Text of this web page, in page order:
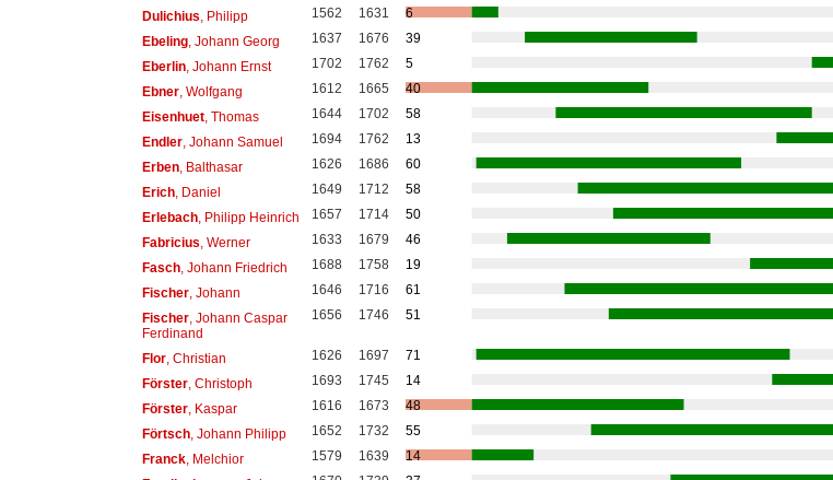
Dulichius , Philipp 1562 1631
6
Ebeling, Johann Georg 1637 1676
39
Eberlin, Johann Ernst 1702 1762
5
Ebner, Wolfgang 1612 1665
40
Eisenhuet, Thomas 1644 1702
58
Endler, Johann Samuel 1694 1762
13
Erben, Balthasar 1626 1686
60
Erich, Daniel 1649 1712
58
Erlebach, Philipp Heinrich 1657 1714
50
Fabricius , Werner 1633 1679
46
Fasch, Johann Friedrich 1688 1758
19
Fischer, Johann 1646 1716
61
Fischer, Johann Caspar
Ferdinand
1656 1746 51
Flor, Christian 1626 1697
71
Förster, Christoph 1693 1745
14
Förster, Kaspar 1616 1673
48
Förtsch, Johann Philipp 1652 1732
55
Franck, Melchior 1579 1639
14